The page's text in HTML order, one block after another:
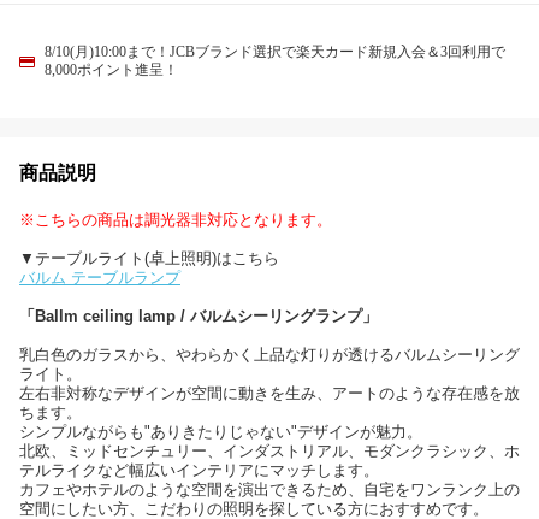
8/10(月)10:00まで！JCBブランド選択で楽天カード新規入会＆3回利用で
8,000ポイント進呈！
商品説明
※こちらの商品は調光器非対応となります。
▼テーブルライト(卓上照明)はこちら
バルム テーブルランプ
「Ballm ceiling lamp / バルムシーリングランプ」
乳白色のガラスから、やわらかく上品な灯りが透けるバルムシーリング
ライト。
左右非対称なデザインが空間に動きを生み、アートのような存在感を放
ちます。
シンプルながらも"ありきたりじゃない"デザインが魅力。
北欧、ミッドセンチュリー、インダストリアル、モダンクラシック、ホ
テルライクなど幅広いインテリアにマッチします。
カフェやホテルのような空間を演出できるため、自宅をワンランク上の
空間にしたい方、こだわりの照明を探している方におすすめです。